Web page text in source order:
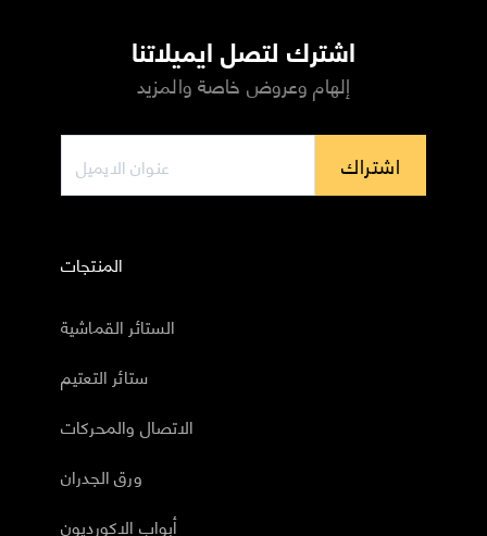
اشترك لتصل ايميلاتنا
إلهام وعروض خاصة والمزيد
اشتراك
المنتجات
الستائر القماشية
ستائر التعتيم
الاتصال والمحركات
ورق الجدران
أبواب الاكورديون